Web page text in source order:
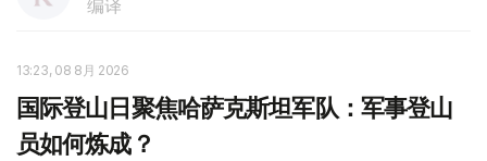
编译
13:23, 08 8月 2026
国际登山日聚焦哈萨克斯坦军队：军事登山
员如何炼成？